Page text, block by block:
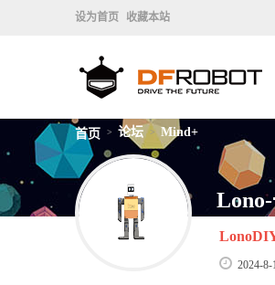
设为首页 收藏本站
首页 > 论坛 > Mind+
2024-8-